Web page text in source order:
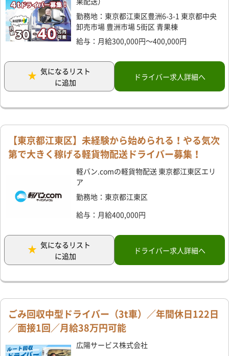
勤務地：東京都江東区豊洲6-3-1 東京都中央
卸売市場 豊洲市場 5街区 青果棟
給与：月給300,000円～400,000円
気になるリスト
に追加
ドライバー求人詳細へ
【東京都江東区】未経験から始められる！やる気次
第で大きく稼げる軽貨物配送ドライバー募集！
軽バン.comの軽貨物配送 東京都江東区エリ
ア
勤務地：東京都江東区
給与：月給400,000円
気になるリスト
に追加
ドライバー求人詳細へ
ごみ回収中型ドライバー（3t車）／年間休日122日
／面接1回／月給38万円可能
広陽サービス株式会社